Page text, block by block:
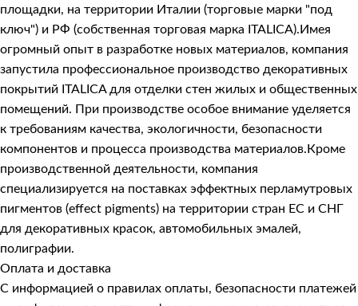
площадки, на территории Италии (торговые марки "под
ключ") и РФ (собственная торговая марка ITALICA).Имея
огромный опыт в разработке новых материалов, компания
запустила профессиональное производство декоративных
покрытий ITALICA для отделки стен жилых и общественных
помещений. При производстве особое внимание уделяется
к требованиям качества, экологичности, безопасности
компонентов и процесса производства материалов.Кроме
производственной деятельности, компания
специализируется на поставках эффектных перламутровых
пигментов (effect pigments) на территории стран ЕС и СНГ
для декоративных красок, автомобильных эмалей,
полиграфии.
Оплата и доставка
С информацией о правилах оплаты, безопасности платежей